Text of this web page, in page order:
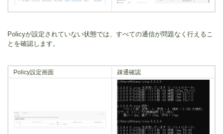
Policyが設定されていない状態では、すべての通信が問題なく行えるこ
とを確認します。
Policy設定画面 疎通確認